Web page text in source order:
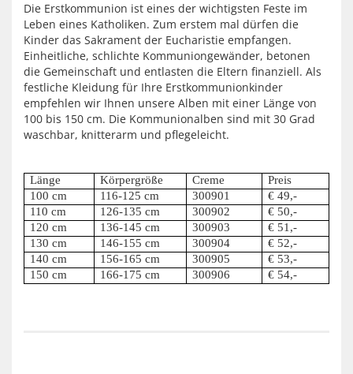
Die Erstkommunion ist eines der wichtigsten Feste im
Leben eines Katholiken. Zum erstem mal dürfen die
Kinder das Sakrament der Eucharistie empfangen.
Einheitliche, schlichte Kommuniongewänder, betonen
die Gemeinschaft und entlasten die Eltern finanziell. Als
festliche Kleidung für Ihre Erstkommunionkinder
empfehlen wir Ihnen unsere Alben mit einer Länge von
100 bis 150 cm. Die Kommunionalben sind mit 30 Grad
waschbar, knitterarm und pflegeleicht.
Länge Körpergröße Creme
Preis
100 cm
116-125 cm 300901
€ 49,-
110 cm
126-135 cm 300902
€ 50,-
120 cm
136-145 cm 300903
€ 51,-
130 cm
146-155 cm 300904
€ 52,-
140 cm
156-165 cm 300905
€ 53,-
150 cm
166-175 cm 300906 € 54,-